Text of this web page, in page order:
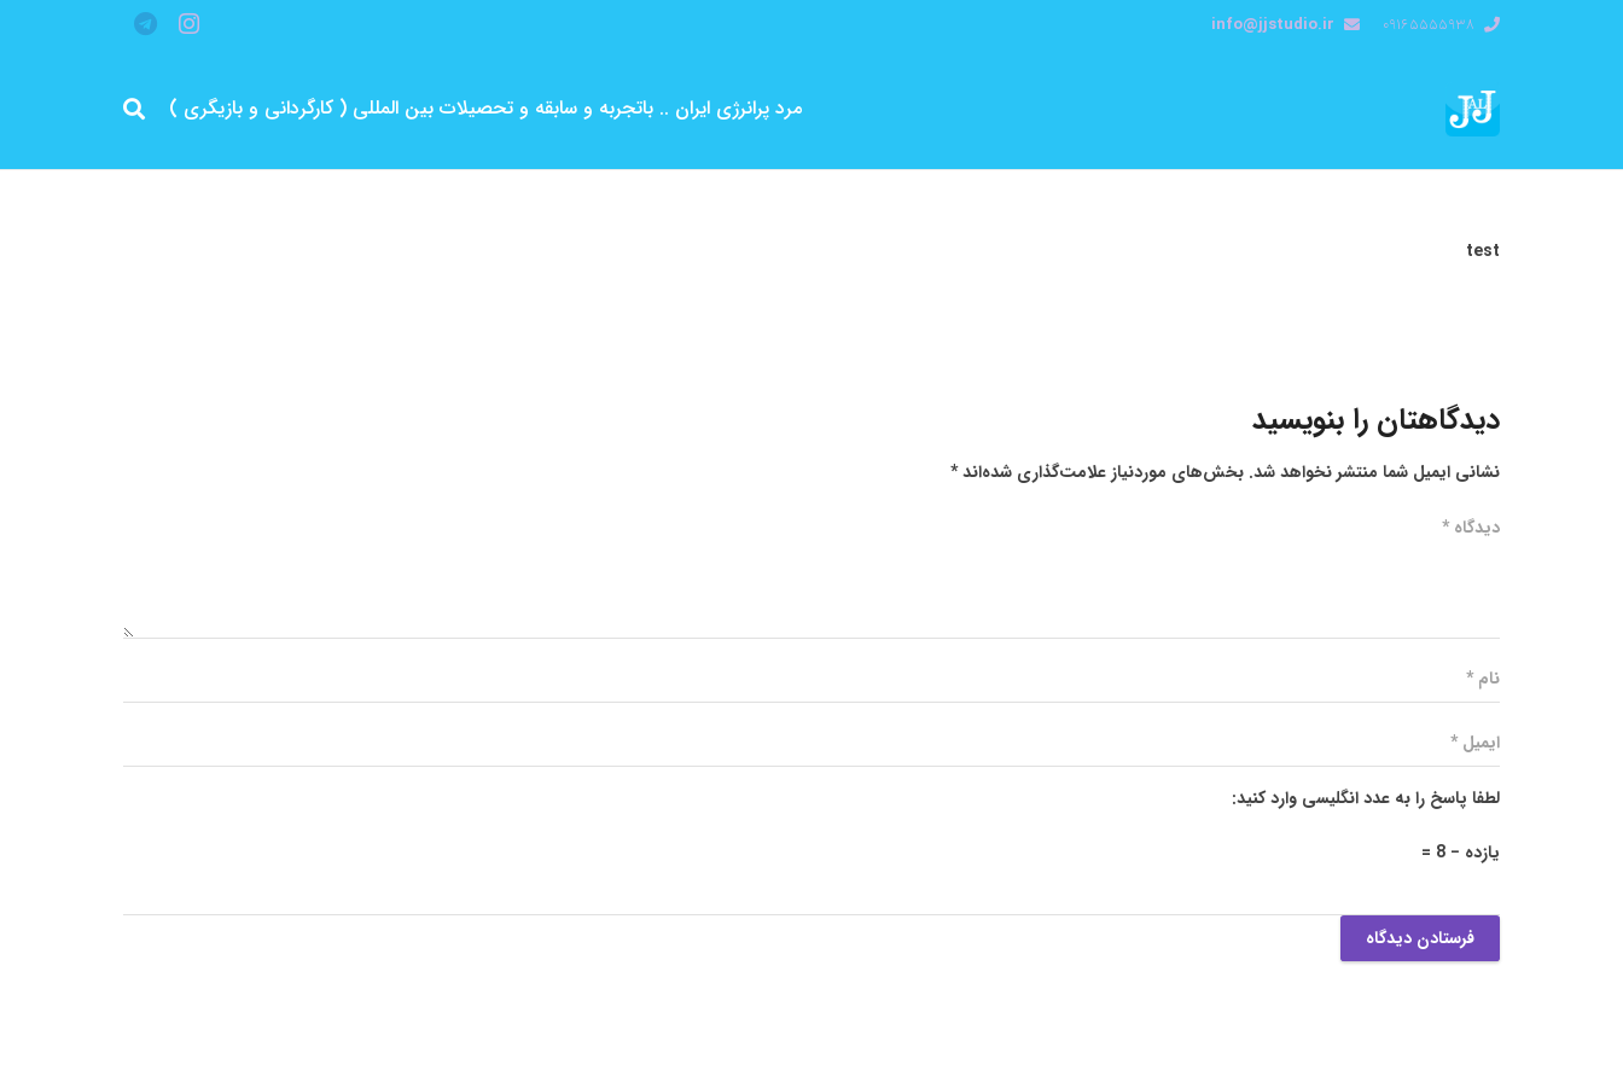
09165555938
info@jjstudio.ir
مرد پرانرژی ایران .. باتجربه و سابقه و تحصیلات بین المللی ( کارگردانی و بازیگری )
test
دیدگاهتان را بنویسید
نشانی ایمیل شما منتشر نخواهد شد. بخش‌های موردنیاز علامت‌گذاری شده‌اند*
لطفا پاسخ را به عدد انگلیسی وارد کنید:
یازده − 8 =
فرستادن دیدگاه